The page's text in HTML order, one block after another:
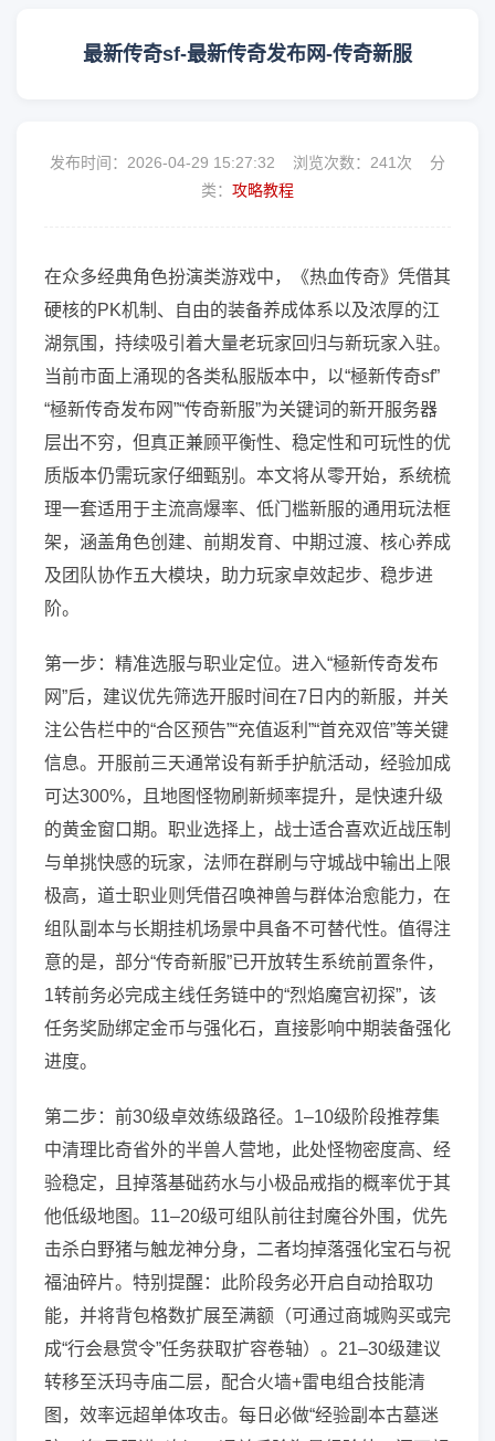
最新传奇sf-最新传奇发布网-传奇新服
发布时间：2026-04-29 15:27:32 浏览次数： 241次 分
类： 攻略教程
在众多经典角色扮演类游戏中，《热血传奇》凭借其
硬核的PK机制、自由的装备养成体系以及浓厚的江
湖氛围，持续吸引着大量老玩家回归与新玩家入驻。
当前市面上涌现的各类私服版本中，以“極新传奇sf”
“極新传奇发布网”“传奇新服”为关键词的新开服务器
层出不穷，但真正兼顾平衡性、稳定性和可玩性的优
质版本仍需玩家仔细甄别。本文将从零开始，系统梳
理一套适用于主流高爆率、低门槛新服的通用玩法框
架，涵盖角色创建、前期发育、中期过渡、核心养成
及团队协作五大模块，助力玩家卓效起步、稳步进
阶。
第一步：精准选服与职业定位。进入“極新传奇发布
网”后，建议优先筛选开服时间在7日内的新服，并关
注公告栏中的“合区预告”“充值返利”“首充双倍”等关键
信息。开服前三天通常设有新手护航活动，经验加成
可达300%，且地图怪物刷新频率提升，是快速升级
的黄金窗口期。职业选择上，战士适合喜欢近战压制
与单挑快感的玩家，法师在群刷与守城战中输出上限
极高，道士职业则凭借召唤神兽与群体治愈能力，在
组队副本与长期挂机场景中具备不可替代性。值得注
意的是，部分“传奇新服”已开放转生系统前置条件，
1转前务必完成主线任务链中的“烈焰魔宫初探”，该
任务奖励绑定金币与强化石，直接影响中期装备强化
进度。
第二步：前30级卓效练级路径。1–10级阶段推荐集
中清理比奇省外的半兽人营地，此处怪物密度高、经
验稳定，且掉落基础药水与小极品戒指的概率优于其
他低级地图。11–20级可组队前往封魔谷外围，优先
击杀白野猪与触龙神分身，二者均掉落强化宝石与祝
福油碎片。特别提醒：此阶段务必开启自动拾取功
能，并将背包格数扩展至满额（可通过商城购买或完
成“行会悬赏令”任务获取扩容卷轴）。21–30级建议
转移至沃玛寺庙二层，配合火墙+雷电组合技能清
图，效率远超单体攻击。每日必做“经验副本古墓迷